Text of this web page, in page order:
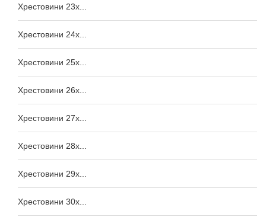
Хрестовини 23x...
Хрестовини 24x...
Хрестовини 25x...
Хрестовини 26x...
Хрестовини 27x...
Хрестовини 28x...
Хрестовини 29x...
Хрестовини 30x...